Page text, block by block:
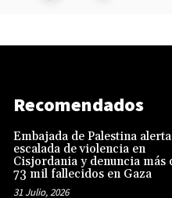
Recomendados
Embajada de Palestina
escalada de violencia en
Cisjordania y denuncia más
73 mil fallecidos en Gaza
31 Julio, 2026